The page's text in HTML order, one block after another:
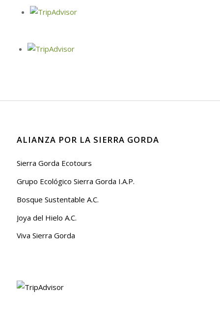
ALIANZA POR LA SIERRA GORDA
Sierra Gorda Ecotours
Grupo Ecológico Sierra Gorda I.A.P.
Bosque Sustentable A.C.
Joya del Hielo A.C.
Viva Sierra Gorda